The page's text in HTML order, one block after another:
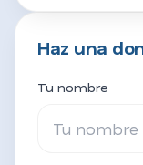
Haz una
Tu nombre